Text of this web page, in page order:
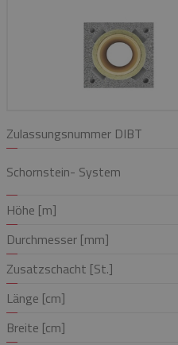
Zulassungsnummer DIBT
Schornstein- System
Höhe [m]
Durchmesser [mm]
Zusatzschacht [St.]
Länge [cm]
Breite [cm]